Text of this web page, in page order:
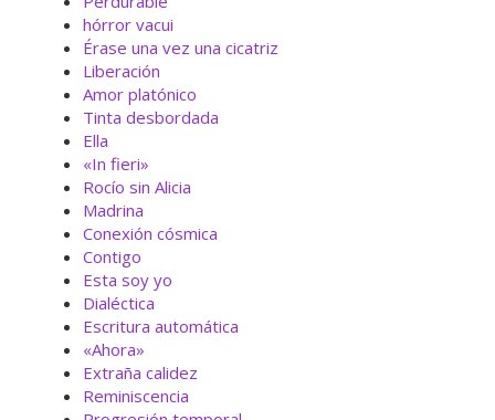
hórror vacui
Érase una vez una cicatriz
Liberación
Amor platónico
Tinta desbordada
Ella
«In fieri»
Rocío sin Alicia
Madrina
Conexión cósmica
Contigo
Esta soy yo
Dialéctica
Escritura automática
«Ahora»
Extraña calidez
Reminiscencia